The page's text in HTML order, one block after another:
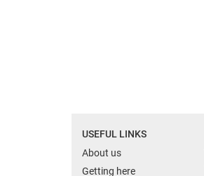
USEFUL LINKS
About us
Getting here